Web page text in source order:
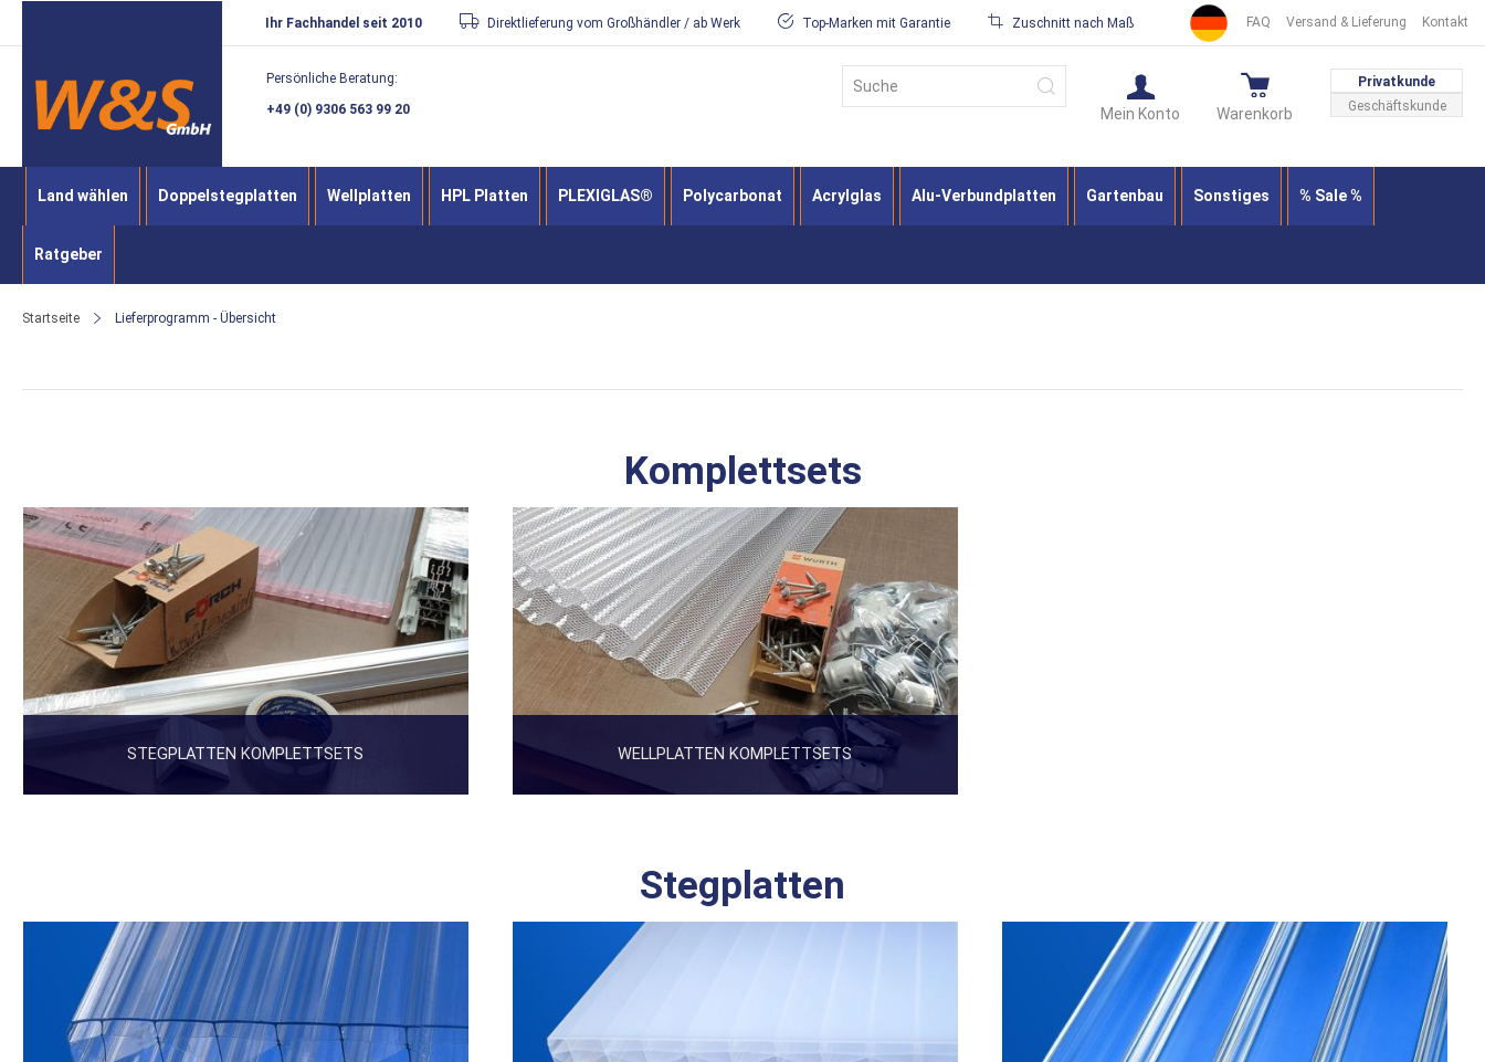
Direkt
zum
Inhalt
FAQ Versand & Lieferung Kontakt
Ihr Fachhandel seit 2010 Direktlieferung vom Großhändler / ab Werk Top-Marken mit Garantie Zuschnitt nach Maß
Privatkunde
Geschäftskunde
Persönliche Beratung:
+49 (0) 9306 563 99 20
Warenkorb
Mein Konto
Suche
Land wählen Doppelstegplatten Wellplatten HPL Platten PLEXIGLAS® Polycarbonat Acrylglas Alu-Verbundplatten Gartenbau Sonstiges % Sale %
Ratgeber
Startseite Lieferprogramm - Übersicht
Komplettsets
STEGPLATTEN KOMPLETTSETS WELLPLATTEN KOMPLETTSETS
Stegplatten